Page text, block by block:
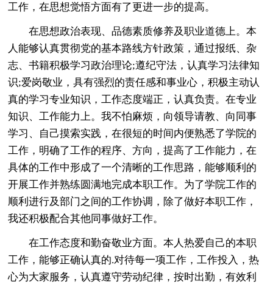
工作，在思想觉悟方面有了更进一步的提高。
在思想政治表现、品德素质修养及职业道德上。本
人能够认真贯彻党的基本路线方针政策，通过报纸、杂
志、书籍积极学习政治理论;遵纪守法，认真学习法律知
识;爱岗敬业，具有强烈的责任感和事业心，积极主动认
真的学习专业知识，工作态度端正，认真负责。在专业
知识、工作能力上。我不怕麻烦，向领导请教、向同事
学习、自己摸索实践，在很短的时间内便熟悉了学院的
工作，明确了工作的程序、方向，提高了工作能力，在
具体的工作中形成了一个清晰的工作思路，能够顺利的
开展工作并熟练圆满地完成本职工作。为了学院工作的
顺利进行及部门之间的工作协调，除了做好本职工作，
我还积极配合其他同事做好工作。
在工作态度和勤奋敬业方面。本人热爱自己的本职
工作，能够正确认真的.对待每一项工作，工作投入，热
心为大家服务，认真遵守劳动纪律，按时出勤，有效利